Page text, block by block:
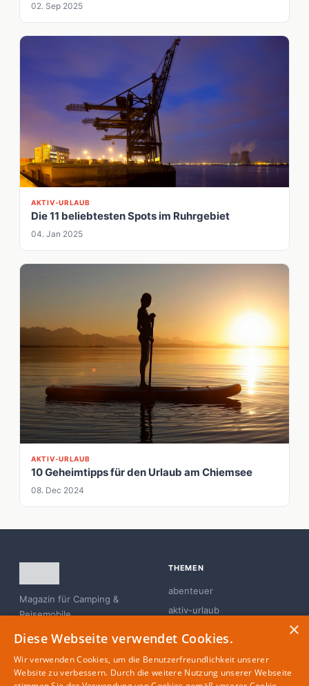
02. Sep 2025
AKTIV-URLAUB
Die 11 beliebtesten Spots im Ruhrgebiet
04. Jan 2025
AKTIV-URLAUB
10 Geheimtipps für den Urlaub am Chiemsee
08. Dec 2024
Magazin für Camping &
Reisemobile
THEMEN
abenteuer
aktiv-urlaub
familie
×
Diese Webseite verwendet Cookies.
Wir verwenden Cookies, um die Benutzerfreundlichkeit unserer
Website zu verbessern. Durch die weitere Nutzung unserer Webseite